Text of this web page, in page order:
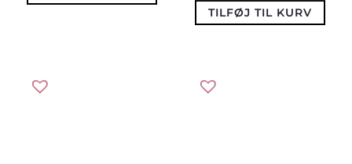
TILFØJ TIL KURV